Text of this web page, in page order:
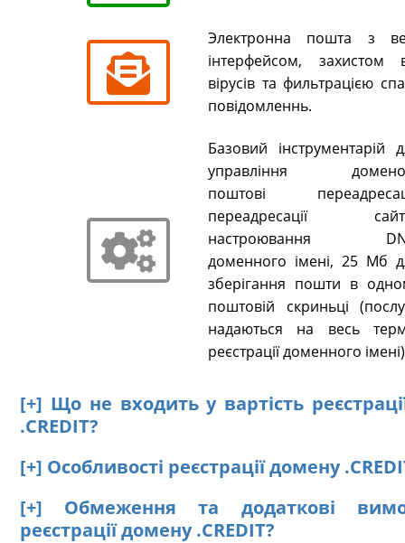
Электронна пошта з
інтерфейсом, захистом
вірусів та фильтрацією
повідомленнь.
Базовий інструментарій
управління
поштові
переадресації
настроювання
доменного імені, 25 Мб
зберігання пошти в
поштовій скриньці
надаються на весь
реєстрації доменного
[+] Що не входить у вартість
.CREDIT?
[+] Особливості реєстрації домену
[+] Обмеження та додаткові
реєстрації домену .CREDIT?